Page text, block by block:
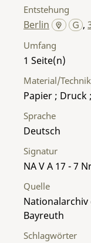
Entstehung
Berlin ,
Umfang
1
Material/Technik
Papier ;
Sprache
Deutsch
Signatur
NA V A 17 - 7
Quelle
Bayreuth
Schlagwörter